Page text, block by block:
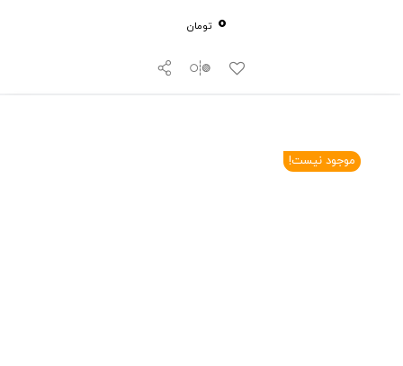
0 تومان
موجود نیست!